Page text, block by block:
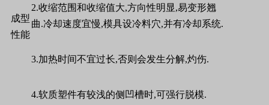
成型
性能
2.收缩范围和收缩值大,方向性明显,易变形翘
曲.冷却速度宜慢,模具设冷料穴,并有冷却系统.
3.加热时间不宜过长,否则会发生分解,灼伤.
4.软质塑件有较浅的侧凹槽时,可强行脱模.